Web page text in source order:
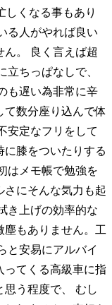
しくなる事もあり
る人がやれば良い
。 良く言えば超
立ちっぱなしで、
も遅い為非常に辛
て数分座り込んで体
安定なフリをして
に膝をついたりする
はメモ帳で勉強を
さにそんな気力も起
き上げの効率的な
塵もありません。工
と安易にアルバイ
ってくる高級車に指
思う程度で、 むし